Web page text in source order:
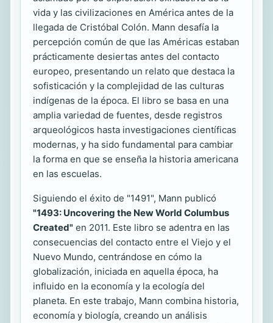
vida y las civilizaciones en América antes de la
llegada de Cristóbal Colón. Mann desafía la
percepción común de que las Américas estaban
prácticamente desiertas antes del contacto
europeo, presentando un relato que destaca la
sofisticación y la complejidad de las culturas
indígenas de la época. El libro se basa en una
amplia variedad de fuentes, desde registros
arqueológicos hasta investigaciones científicas
modernas, y ha sido fundamental para cambiar
la forma en que se enseña la historia americana
en las escuelas.
Siguiendo el éxito de "1491", Mann publicó
"1493: Uncovering the New World Columbus
Created" en 2011. Este libro se adentra en las
consecuencias del contacto entre el Viejo y el
Nuevo Mundo, centrándose en cómo la
globalización, iniciada en aquella época, ha
influido en la economía y la ecología del
planeta. En este trabajo, Mann combina historia,
economía y biología, creando un análisis